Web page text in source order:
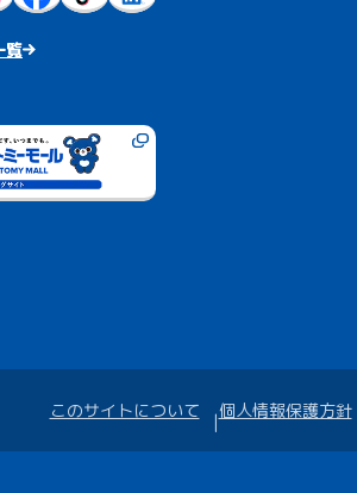
覧
このサイトについて 個人情報保護方針